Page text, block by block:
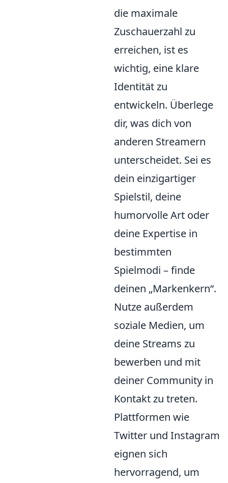
die maximale
Zuschauerzahl zu
erreichen, ist es
wichtig, eine klare
Identität zu
entwickeln. Überlege
dir, was dich von
anderen Streamern
unterscheidet. Sei es
dein einzigartiger
Spielstil, deine
humorvolle Art oder
deine Expertise in
bestimmten
Spielmodi – finde
deinen „Markenkern“.
Nutze außerdem
soziale Medien, um
deine Streams zu
bewerben und mit
deiner Community in
Kontakt zu treten.
Plattformen wie
Twitter und Instagram
eignen sich
hervorragend, um